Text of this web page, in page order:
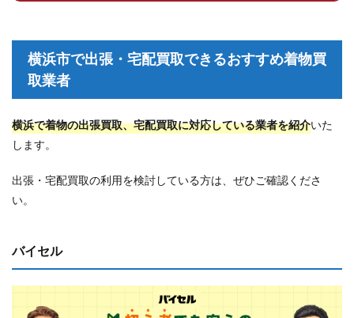
横浜市で出張・宅配買取できるおすすめ着物買
取業者
横浜で着物の出張買取、宅配買取に対応している業者を紹介いた
します。
出張・宅配買取の利用を検討している方は、ぜひご確認くださ
い。
バイセル